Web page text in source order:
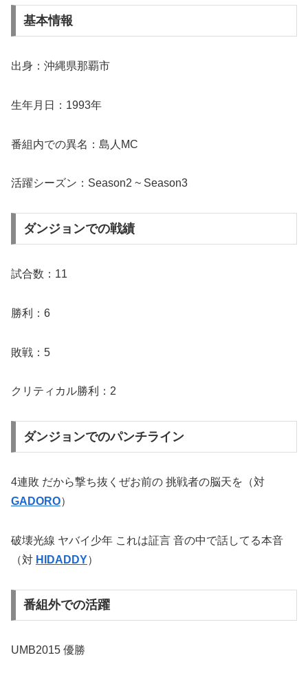
基本情報
出身：沖縄県那覇市
生年月日：1993年
番組内での異名：島人MC
活躍シーズン：Season2 ~ Season3
ダンジョンでの戦績
試合数：11
勝利：6
敗戦：5
クリティカル勝利：2
ダンジョンでのパンチライン
4連敗 だから撃ち抜くぜお前の 挑戦者の脳天を（対
GADORO）
破壊光線 ヤバイ少年 これは証言 音の中で話してる本音
（対 HIDADDY）
番組外での活躍
UMB2015 優勝